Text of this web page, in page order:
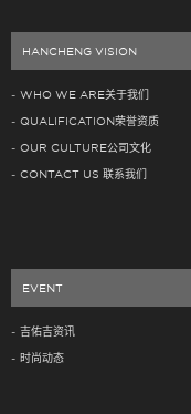
HANCHENG VISION
WHO WE ARE关于我们
QUALIFICATION荣誉资质
OUR CULTURE公司文化
CONTACT US 联系我们
EVENT
吉佑吉资讯
时尚动态